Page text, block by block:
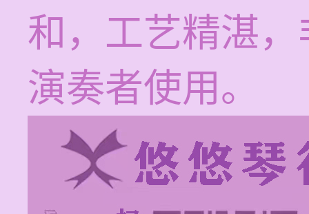
和，工艺精湛
演奏者使用。